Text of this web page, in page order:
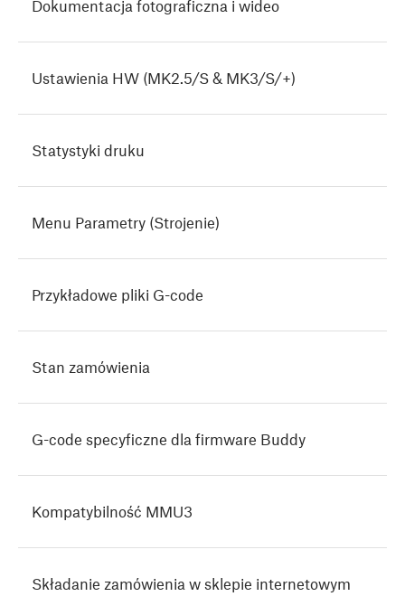
Dokumentacja fotograficzna i wideo
Ustawienia HW (MK2.5/S & MK3/S/+)
Statystyki druku
Menu Parametry (Strojenie)
Przykładowe pliki G-code
Stan zamówienia
G-code specyficzne dla firmware Buddy
Kompatybilność MMU3
Składanie zamówienia w sklepie internetowym